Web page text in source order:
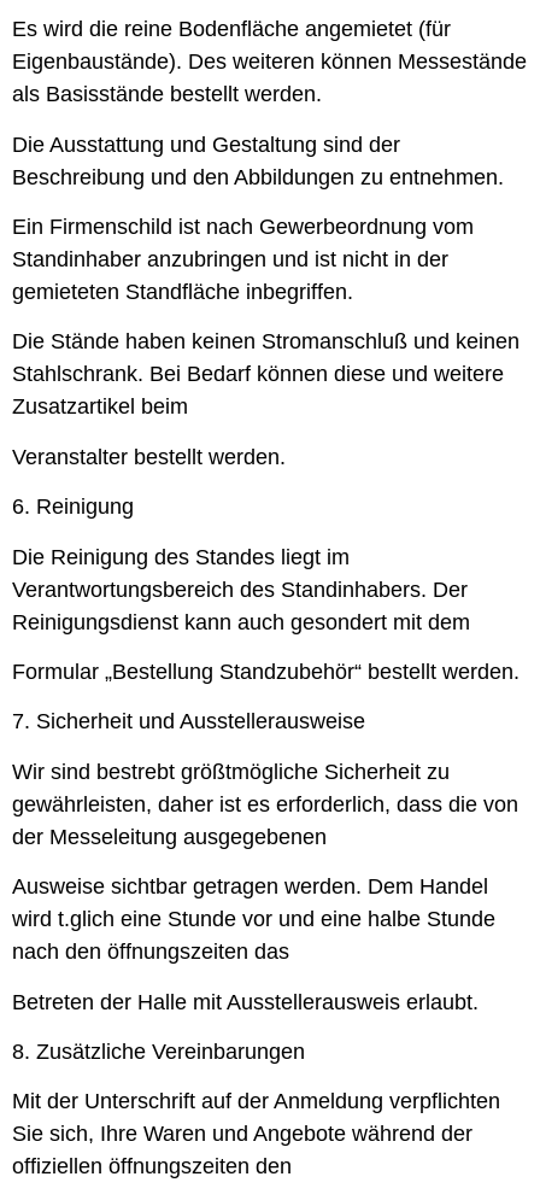
Es wird die reine Bodenfläche angemietet (für
Eigenbaustände). Des weiteren können Messestände
als Basisstände bestellt werden.
Die Ausstattung und Gestaltung sind der
Beschreibung und den Abbildungen zu entnehmen.
Ein Firmenschild ist nach Gewerbeordnung vom
Standinhaber anzubringen und ist nicht in der
gemieteten Standfläche inbegriffen.
Die Stände haben keinen Stromanschluß und keinen
Stahlschrank. Bei Bedarf können diese und weitere
Zusatzartikel beim
Veranstalter bestellt werden.
6. Reinigung
Die Reinigung des Standes liegt im
Verantwortungsbereich des Standinhabers. Der
Reinigungsdienst kann auch gesondert mit dem
Formular „Bestellung Standzubehör“ bestellt werden.
7. Sicherheit und Ausstellerausweise
Wir sind bestrebt größtmögliche Sicherheit zu
gewährleisten, daher ist es erforderlich, dass die von
der Messeleitung ausgegebenen
Ausweise sichtbar getragen werden. Dem Handel
wird t.glich eine Stunde vor und eine halbe Stunde
nach den öffnungszeiten das
Betreten der Halle mit Ausstellerausweis erlaubt.
8. Zusätzliche Vereinbarungen
Mit der Unterschrift auf der Anmeldung verpflichten
Sie sich, Ihre Waren und Angebote während der
offiziellen öffnungszeiten den